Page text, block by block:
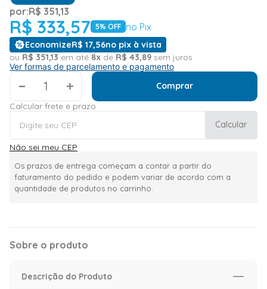
por:R$ 351,13
R$ 333,57 5% OFF no Pix
EconomizeR$ 17,56no pix à vista
ou R$ 351,13 em até 8x de R$ 43,89 sem juros
Ver formas de parcelamento e pagamento
＋
Comprar
Calcular frete e prazo
Calcular
Não sei meu CEP
Os prazos de entrega começam a contar a partir do
faturamento do pedido e podem variar de acordo com a
quantidade de produtos no carrinho.
Sobre o produto
Descrição do Produto